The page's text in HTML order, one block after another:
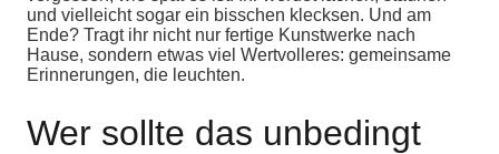
und vielleicht sogar ein bisschen klecksen. Und am
Ende? Tragt ihr nicht nur fertige Kunstwerke nach
Hause, sondern etwas viel Wertvolleres: gemeinsame
Erinnerungen, die leuchten.
Wer sollte das unbedingt